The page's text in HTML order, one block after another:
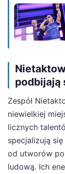
podbijają
Zespół
niewielkiej
licznych
specjalizują
od utworów
ludową. Ich